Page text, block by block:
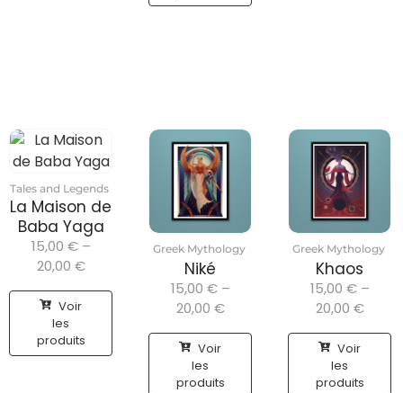
Tales and Legends
La Maison de
Baba Yaga
15,00 € –
20,00 €
Voir
les
produits
Greek Mythology
Niké
15,00 € –
20,00 €
Voir
les
produits
Greek Mythology
Khaos
15,00 € –
20,00 €
Voir
les
produits